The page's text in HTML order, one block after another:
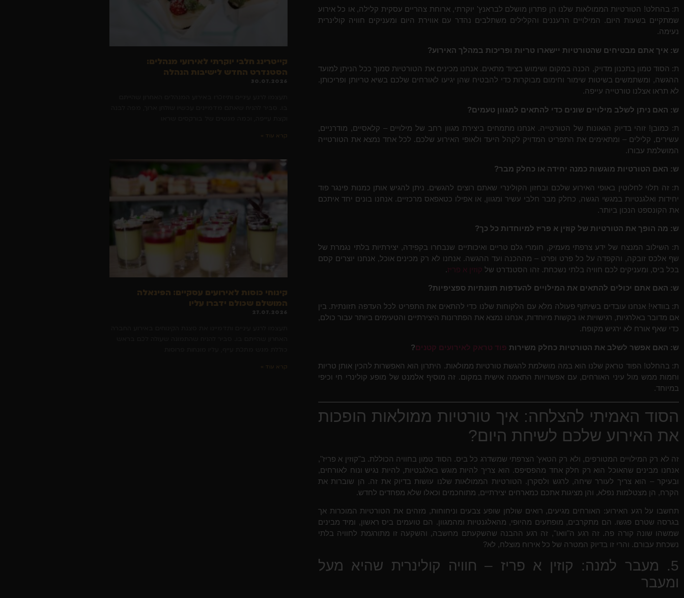
ת: בהחלט! הטורטיות הממולאות שלנו הן פתרון מושלם לבראנץ' יוקרתי, ארוחת צהריים עסקית קלילה, או כל אירוע
שמתקיים בשעות היום. המילויים הרעננים והקלילים משתלבים נהדר עם אווירת היום ומעניקים חוויה קולינרית
נעימה.
ש: איך אתם מבטיחים שהטורטיות יישארו טריות ופריכות במהלך האירוע?
ת: הסוד טמון בתכנון מדויק, הכנה במקום ושימוש בציוד מתאים. אנחנו מכינים את הטורטיות סמוך ככל הניתן למועד
ההגשה, ומשתמשים בשיטות שימור וחימום מבוקרות כדי להבטיח שהן יגיעו לאורחים שלכם בשיא טריותן ופריכותן.
לא תראו אצלנו טורטייה עייפה.
ש: האם ניתן לשלב מילויים שונים כדי להתאים למגוון טעמים?
ת: כמובן! זוהי בדיוק הגאונות של הטורטייה. אנחנו מתמחים ביצירת מגוון רחב של מילויים – קלאסיים, מודרניים,
עשירים, קלילים – ומתאימים את התפריט המדויק לקהל היעד ולאופי האירוע שלכם. לכל אחד נמצא את הטורטייה
המושלמת עבורו.
ש: האם הטורטיות מוגשות כמנה יחידה או כחלק מבר?
ת: זה תלוי לחלוטין באופי האירוע שלכם ובחזון הקולינרי שאתם רוצים להגשים. ניתן להגיש אותן כמנות פינגר פוד
יחידות ואלגנטיות במגשי הגשה, כחלק מבר חלבי עשיר ומגוון, או אפילו כטאפאס מרכזיים. אנחנו בונים יחד איתכם
את הקונספט הנכון ביותר.
ש: מה הופך את הטורטיות של קוזין א פריז למיוחדות כל כך?
ת: השילוב המנצח של ידע צרפתי מעמיק, חומרי גלם טריים ואיכותיים שנבחרו בקפידה, יצירתיות בלתי נגמרת של
שף אלכס זובקה, והקפדה על כל פרט ופרט – מההכנה ועד ההגשה. אנחנו לא רק מכינים אוכל, אנחנו יוצרים קסם
בכל ביס, ומעניקים לכם חוויה בלתי נשכחת. זהו הסטנדרט של קוזין א פריז.
ש: האם אתם יכולים להתאים את המילויים להעדפות תזונתיות ספציפיות?
ת: בוודאי! אנחנו עובדים בשיתוף פעולה מלא עם הלקוחות שלנו כדי להתאים את התפריט לכל העדפה תזונתית. בין
אם מדובר באלרגיות, רגישויות או בקשות מיוחדות, אנחנו נמצא את הפתרונות היצירתיים והטעימים ביותר עבור כולם,
כדי שאף אורח לא ירגיש מקופח.
ש: האם אפשר לשלב את הטורטיות כחלק משירות פוד טראק לאירועים קטנים?
ת: בהחלט! הפוד טראק שלנו הוא במה מושלמת להגשת טורטיות ממולאות. היתרון הוא האפשרות להכין אותן טריות
וחמות ממש מול עיני האורחים, עם אפשרויות התאמה אישית במקום. זה מוסיף אלמנט של מופע קולינרי חי וכיפי
במיוחד.
הסוד האמיתי להצלחה: איך טורטיות ממולאות הופכות
את האירוע שלכם לשיחת היום?
זה לא רק המילויים המטורפים, ולא רק הטאץ' הצרפתי שמשדרג כל ביס. הסוד טמון בחוויה הכוללת. ב"קוזין א פריז",
אנחנו מבינים שהאוכל הוא רק חלק אחד מהפסיפס. הוא צריך להיות מוגש באלגנטיות, להיות נגיש ונוח לאורחים,
ובעיקר – הוא צריך לעורר שיחה, לרגש ולסקרן. הטורטיות הממולאות שלנו עושות בדיוק את זה. הן שוברות את
הקרח, הן מצטלמות נפלא, והן מציגות אתכם כמארחים יצירתיים, מתוחכמים וכאלו שלא מפחדים לחדש.
תחשבו על רגע האירוע: האורחים מגיעים, רואים שולחן שופע צבעים וניחוחות, מזהים את הטורטיות המוכרות אך
בגרסה שטרם פגשו. הם מתקרבים, מופתעים מהיופי, מהאלגנטיות ומהמגוון. הם טועמים ביס ראשון, ומיד מבינים
שמשהו שונה קורה פה. זה רגע ה"וואו", זה רגע ההבנה שהשקעתם מחשבה, והשקעה זו מתורגמת לחוויה בלתי
נשכחת עבורם. והרי זו בדיוק המטרה של כל אירוח מוצלח, לא?
5. מעבר למנה: קוזין א פריז – חוויה קולינרית שהיא מעל
ומעבר
קייטרינג חלבי יוקרתי לאירועי מנהלים:
הסטנדרט החדש לישיבות הנהלה
30.07.2026
קרא עוד »
קינוחי כוסות לאירועים עסקיים: הפינאלה
המושלם שכולם ידברו עליו
27.07.2026
קרא עוד »